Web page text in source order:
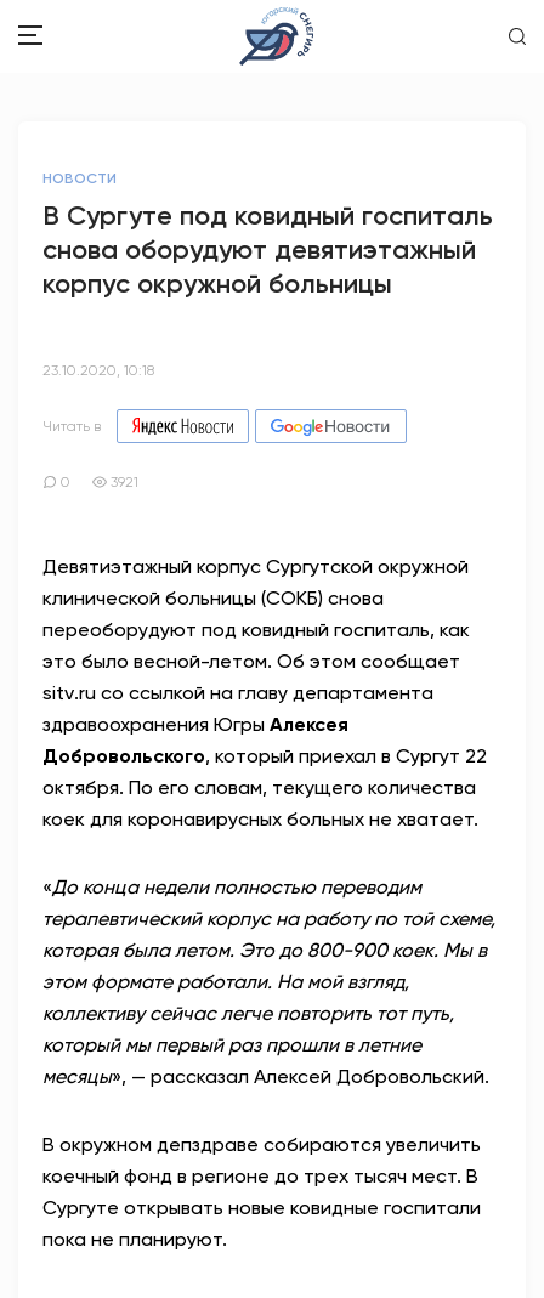
ОБРАЗОВАНИЕ
СПОРТ
АНТИТЕРРОР
НОВОСТИ
ОФИЦИАЛЬНО
94,84
Вход / Регистрация
НОВОСТИ
В Сургуте под ковидный госпиталь
снова оборудуют девятиэтажный
корпус окружной больницы
23.10.2020, 10:18
Читать в
0 3921
Девятиэтажный корпус Сургутской окружной
клинической больницы (СОКБ) снова
переоборудуют под ковидный госпиталь, как
это было весной-летом. Об этом сообщает
sitv.ru со ссылкой на главу департамента
здравоохранения Югры Алексея
Добровольского, который приехал в Сургут 22
октября. По его словам, текущего количества
коек для коронавирусных больных не хватает.
«До конца недели полностью переводим
терапевтический корпус на работу по той схеме,
которая была летом. Это до 800-900 коек. Мы в
этом формате работали. На мой взгляд,
коллективу сейчас легче повторить тот путь,
который мы первый раз прошли в летние
месяцы», — рассказал Алексей Добровольский.
В окружном депздраве собираются увеличить
коечный фонд в регионе до трех тысяч мест. В
Сургуте открывать новые ковидные госпитали
пока не планируют.